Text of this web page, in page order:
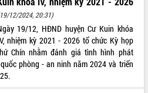
12/2024, 20:31)
19/12, HĐND huyện Cư Kuin khóa
nhiệm kỳ 2021 - 2026 tổ chức Kỳ họp
Chín nhằm đánh giá tình hình phát
phòng - an ninh năm 2024 và triển